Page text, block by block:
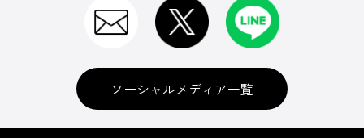
ソーシャルメディア一覧